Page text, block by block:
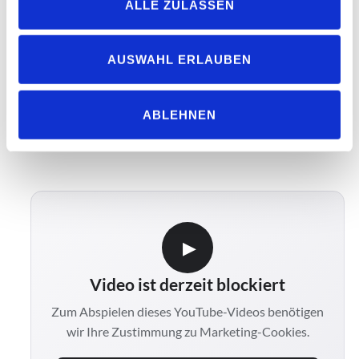
ALLE ZULASSEN
AUSWAHL ERLAUBEN
ABLEHNEN
und der Wille, Dinge gemeinsam voranzubringen.
▶
Video ist derzeit blockiert
Zum Abspielen dieses YouTube-Videos benötigen
wir Ihre Zustimmung zu Marketing-Cookies.